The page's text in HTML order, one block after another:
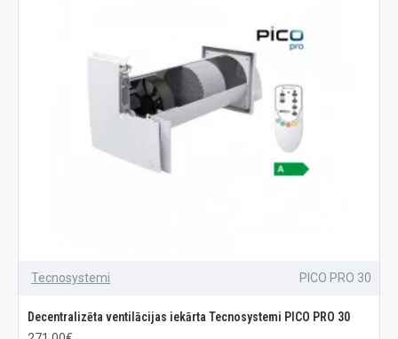
Tecnosystemi PICO PRO 30
Decentralizēta ventilācijas iekārta Tecnosystemi PICO PRO 30